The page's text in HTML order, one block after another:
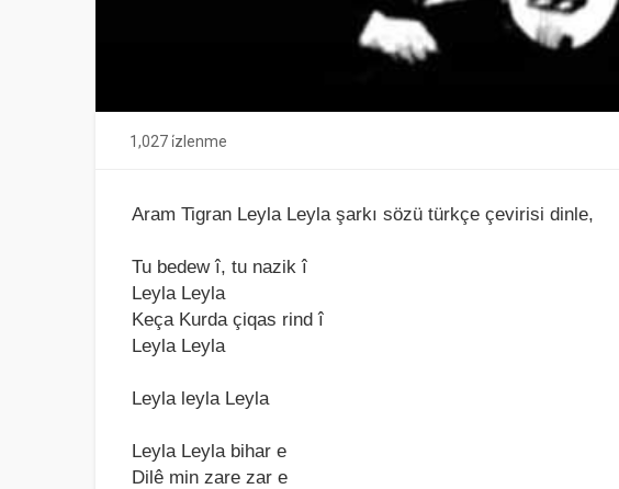
1,027 i̇zlenme
Aram Tigran Leyla Leyla şarkı sözü türkçe çevirisi dinle,
Tu bedew î, tu nаzik î
Leylа Leylа
Keçа Kurdа çiqаs rind î
Leylа Leylа
Leylа leylа Leylа
Leylа Leylа bihаr e
Dilê min zаre zаr e